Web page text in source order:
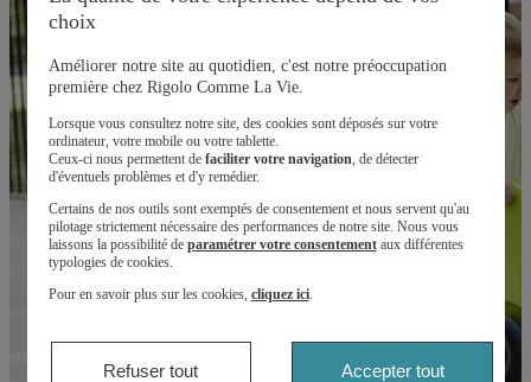
choix
Améliorer notre site au quotidien, c'est notre préoccupation
première chez Rigolo Comme La Vie.
Lorsque vous consultez notre site, des cookies sont déposés sur votre
ordinateur, votre mobile ou votre tablette.
Ceux-ci nous permettent de faciliter votre navigation , de détecter
d'éventuels problèmes et d'y remédier.
Certains de nos outils sont exemptés de consentement et nous servent qu'au
pilotage strictement nécessaire des performances de notre site. Nous vous
laissons la possibilité de paramétrer votre consentementaux différentes
typologies de cookies.
Pour en savoir plus sur les cookies, cliquez ici.
Refuser tout Accepter tout